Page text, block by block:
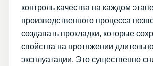
контроль качества на каждом
производственного процесса
создавать прокладки, которые
свойства на протяжении
эксплуатации. Это существенно